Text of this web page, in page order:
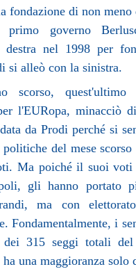
fondazione di non
governo
destra nel 1998 per
si alleò con la sinistra.
quest'ultimo
l'EURopa, minacciò
da Prodi perché si
del mese
Ma poiché il suoi voti
gli hanno portato
ma con
Fondamentalmente, i
dei 315 seggi totali
una maggioranza solo